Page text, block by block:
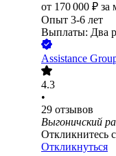
от 170 000 ₽ за
Опыт 3-6 лет
Выплаты: Два
Assistance
4.3
•
29 отзывов
Выгоничский
Откликнитесь
Откликнуться